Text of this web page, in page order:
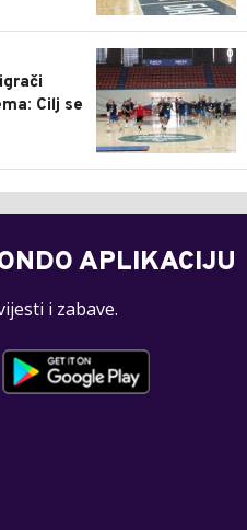
0
Cilj se
APLIKACIJU
i zabave.